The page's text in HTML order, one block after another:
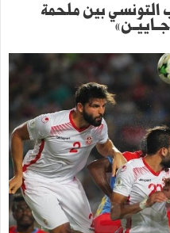
2018: المنتخب التونسي بين ملحمة